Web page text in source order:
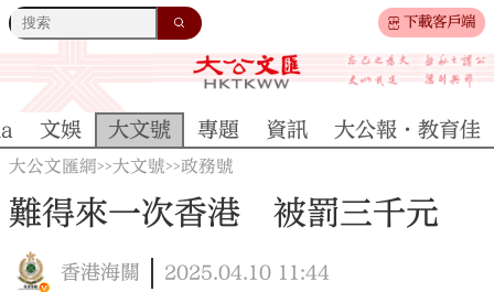
下載客戶端
文娛 大文號 專題 資訊 大公報·教育佳
大公文匯網>>大文號>>政務號
難得來一次香港 被罰三千元
香港海關 2025.04.10 11:44